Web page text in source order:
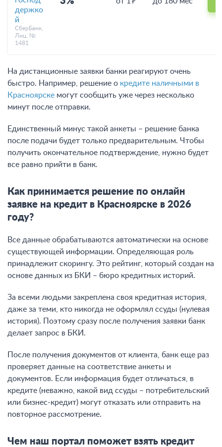
держко
й
СберБанк,
Лиц. №
1481
На дистанционные заявки банки реагируют очень
быстро. Например, решение о кредите наличными в
Красноярске могут сообщить уже через несколько
минут после отправки.
Единственный минус такой анкеты – решение банка
после подачи будет только предварительным. Чтобы
получить окончательное подтверждение, нужно будет
все равно прийти в банк.
Как принимается решение по онлайн
заявке на кредит в Красноярске в 2026
году?
Все данные обрабатываются автоматически на основе
существующей информации. Определяющая роль
принадлежит скорингу. Это рейтинг, который создан на
основе данных из БКИ – бюро кредитных историй.
За всеми людьми закреплена своя кредитная история,
даже за теми, кто никогда не оформлял ссуды (нулевая
история). Поэтому сразу после получения заявки банк
делает запрос в БКИ.
После получения документов от клиента, банк еще раз
проверяет данные на соответствие анкеты и
документов. Если информация будет отличаться, в
кредите (неважно, какой вид ссуды – потребительский
или бизнес-кредит) могут отказать или отправить на
повторное рассмотрение.
Чем наш портал поможет взять кредит